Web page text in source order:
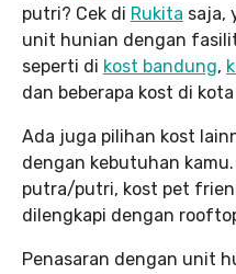
putri? Cek di Rukita saja,
unit hunian dengan
seperti di kost bandung,
dan beberapa kost di
Ada juga pilihan kost
dengan kebutuhan
putra/putri, kost pet
dilengkapi dengan
Penasaran dengan unit